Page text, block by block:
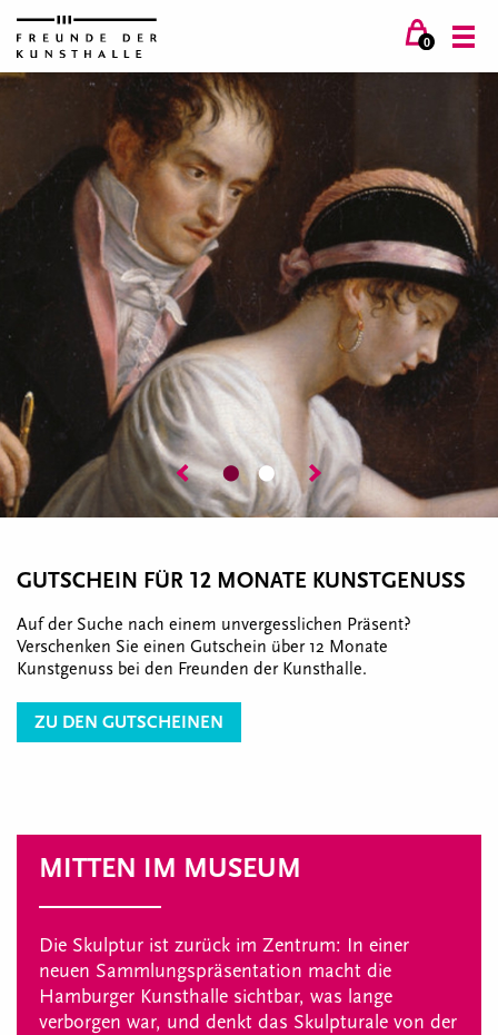
0
GUTSCHEIN FÜR 12 MONATE KUNSTGENUSS
Auf der Suche nach einem unvergesslichen Präsent?
Verschenken Sie einen Gutschein über 12 Monate
Kunstgenuss bei den Freunden der Kunsthalle.
ZU DEN GUTSCHEINEN
⬤ ⬤
MITTEN IM MUSEUM
Die Skulptur ist zurück im Zentrum: In einer
neuen Sammlungspräsentation macht die
Hamburger Kunsthalle sichtbar, was lange
verborgen war, und denkt das Skulpturale von der